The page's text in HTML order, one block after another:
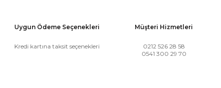
Uygun Ödeme Seçenekleri
Kredi kartına taksit seçenekleri
Müşteri Hizmetleri
0212 526 28 58
0541 300 29 70